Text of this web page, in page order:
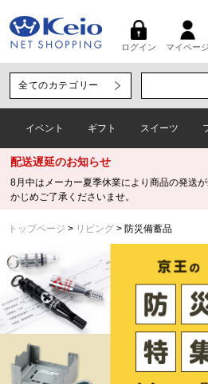
ログイン マイページ
イベント ギフト スイーツ
配送遅延のお知らせ
8月中はメーカー夏季休業により商品の発送
かじめご了承くださいませ。
トップページ リビング 防災備蓄品